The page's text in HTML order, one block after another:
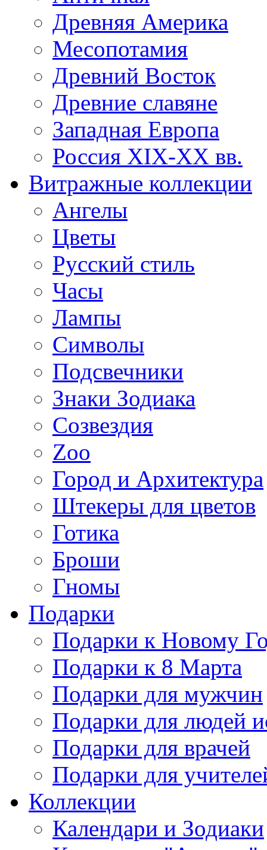
Древняя Америка
Месопотамия
Древний Восток
Древние славяне
Западная Европа
Россия XIX-XX вв.
Витражные коллекции
Ангелы
Цветы
Русский стиль
Часы
Лампы
Символы
Подсвечники
Знаки Зодиака
Созвездия
Zoo
Город и Архитектура
Штекеры для цветов
Готика
Броши
Гномы
Подарки
Подарки к Новому
Подарки к 8 Марта
Подарки для мужчин
Подарки для людей
Подарки для врачей
Подарки для
Коллекции
Календари и Зодиаки